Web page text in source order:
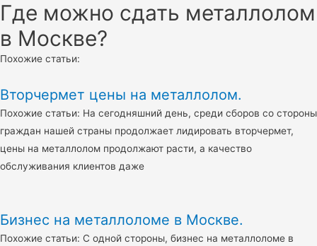
Где можно сдать металлолом
в Москве?
Похожие статьи:
Вторчермет цены на металлолом.
Похожие статьи: На сегодняшний день, среди сборов со стороны
граждан нашей страны продолжает лидировать вторчермет,
цены на металлолом продолжают расти, а качество
обслуживания клиентов даже
Бизнес на металлоломе в Москве.
Похожие статьи: С одной стороны, бизнес на металлоломе в